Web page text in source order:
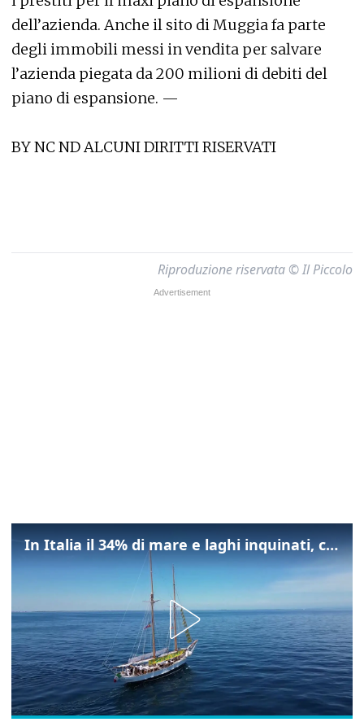
dell’azienda. Anche il sito di Muggia fa parte
degli immobili messi in vendita per salvare
l’azienda piegata da 200 milioni di debiti del
piano di espansione. —
BY NC ND ALCUNI DIRITTI RISERVATI
Riproduzione riservata © Il Piccolo
In Italia il 34% di mare e laghi inquinati, colpa della maladepurazione